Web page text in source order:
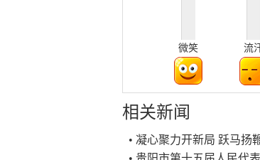
微笑 流
相关新闻
• 凝心聚力开新局 跃马扬